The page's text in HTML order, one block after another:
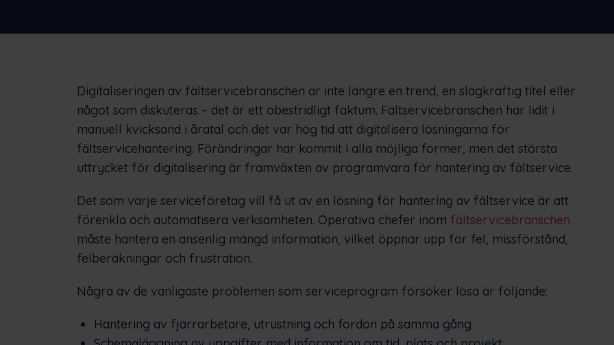
Digitaliseringen av fältservicebranschen är inte längre en trend, en slagkraftig titel eller
något som diskuteras – det är ett obestridligt faktum. Fältservicebranschen har lidit i
manuell kvicksand i åratal och det var hög tid att digitalisera lösningarna för
fältservicehantering. Förändringar har kommit i alla möjliga former, men det största
uttrycket för digitalisering är framväxten av programvara för hantering av fältservice.
Det som varje serviceföretag vill få ut av en lösning för hantering av fältservice är att
förenkla och automatisera verksamheten. Operativa chefer inom fältservicebranschen
måste hantera en ansenlig mängd information, vilket öppnar upp för fel, missförstånd,
felberäkningar och frustration.
Några av de vanligaste problemen som serviceprogram försöker lösa är följande:
Hantering av fjärrarbetare, utrustning och fordon på samma gång